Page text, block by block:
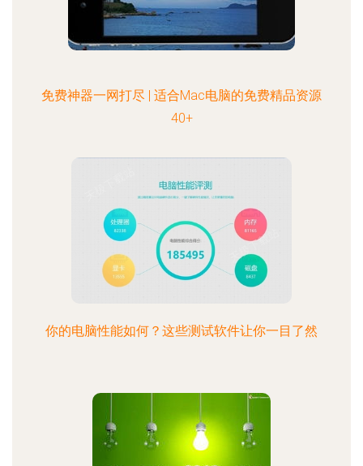
免费神器一网打尽 | 适合Mac电脑的免费精品资源
40+
你的电脑性能如何？这些测试软件让你一目了然